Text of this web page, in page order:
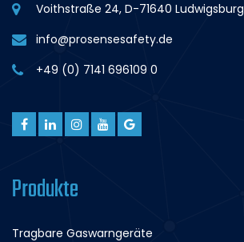
Voithstraße 24, D-71640 Ludwigsburg
info@prosensesafety.de
+49 (0) 7141 696109 0
Produkte
Tragbare Gaswarngeräte